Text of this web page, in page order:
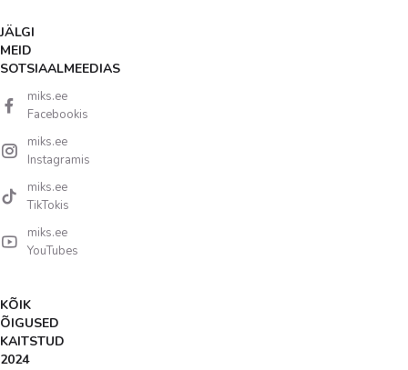
JÄLGI
MEID
SOTSIAALMEEDIAS
miks.ee
Facebookis
miks.ee
Instagramis
miks.ee
TikTokis
miks.ee
YouTubes
KÕIK
ÕIGUSED
KAITSTUD
2024